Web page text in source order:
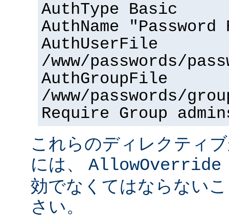
AuthType Basic
AuthName
AuthUserFile
/www/passwords/
AuthGroupFile
/www/passwords/
Require Group
これらのディレクティ
には、 AllowOverride
効でなくてはならない
さい。